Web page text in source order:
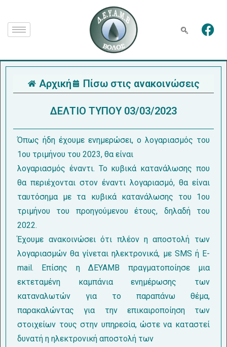
Αρχική Πίσω στις ανακοινώσεις
ΔΕΛΤΙΟ ΤΥΠΟΥ 03/03/2023
Όπως ήδη έχουμε ενημερώσει, ο λογαριασμός του
1ου τριμήνου του 2023, θα είναι
λογαριασμός έναντι. Το κυβικά κατανάλωσης που
θα περιέχονται στον έναντι λογαριασμό, θα είναι
ταυτόσημα με τα κυβικά κατανάλωσης του 1ου
τριμήνου του προηγούμενου έτους, δηλαδή του
2022.
Έχουμε ανακοινώσει ότι πλέον η αποστολή των
λογαριασμών θα γίνεται ηλεκτρονικά, με SMS ή E-
mail. Επίσης η ΔΕΥΑΜΒ πραγματοποίησε μια
εκτεταμένη καμπάνια ενημέρωσης των
καταναλωτών για το παραπάνω θέμα,
παρακαλώντας για την επικαιροποίηση των
στοιχείων τους στην υπηρεσία, ώστε να καταστεί
δυνατή η ηλεκτρονική αποστολή των